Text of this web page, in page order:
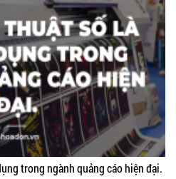
trong ngành quảng cáo hiện đại.